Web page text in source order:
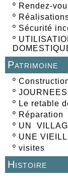
º Rendez-
º
º Sécurité
º
Patrimoine
º
º
º Le retable
º Réparation
º UN
º UNE
º visites
Histoire